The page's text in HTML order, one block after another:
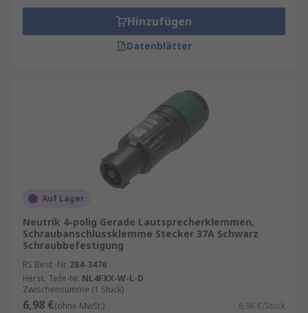
Hinzufügen
Datenblätter
Auf Lager
Neutrik 4-polig Gerade Lautsprecherklemmen,
Schraubanschlussklemme Stecker 37A Schwarz
Schraubbefestigung
RS Best.-Nr. 284-3476
Herst. Teile-Nr. NL4FXX-W-L-D
Zwischensumme (1 Stück)
6,98 €(ohne MwSt.) 6,98 €/Stück